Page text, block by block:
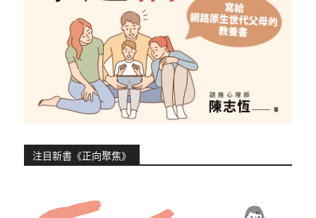
注目新書《正向聚焦》